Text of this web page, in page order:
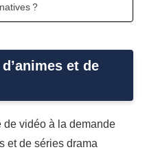
?
et de
vidéo à la demande
et de séries drama